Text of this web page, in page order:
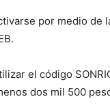
por medio de
el código
dos mil 500